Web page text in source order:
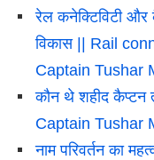
रेल कनेक्टिविटी
विकास || Rail
Captain Tushar
कौन थे शहीद कैप्टन
Captain Tushar
नाम परिवर्तन का